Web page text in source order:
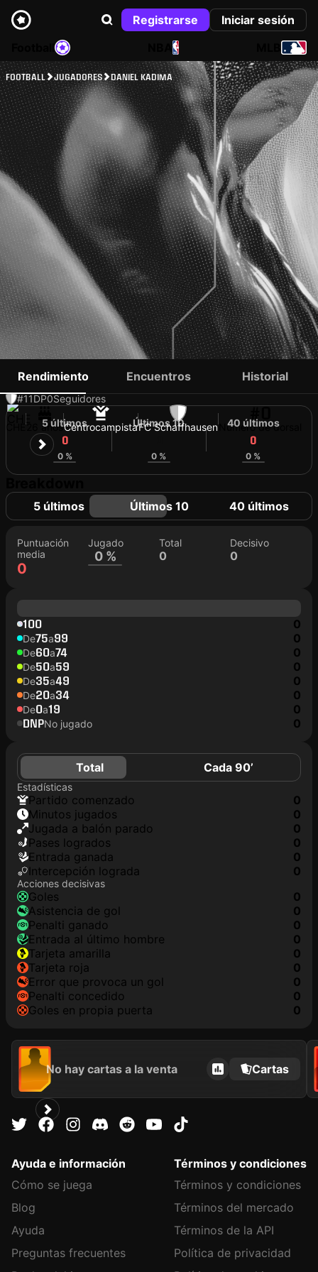
Registrarse
Iniciar sesión
NBA
FOOTBALL JUGADORES DANIEL KADIMA
DANIEL KADIMA
#11DP0Seguidores
26 añosCentrocampistaFC Schaffhausen Número de dorsal
Rendimiento Encuentros Historial
5 últimos
0
0 %
Últimos 10
0 %
40 últimos
0
0 %
5 últimos Últimos 10 40 últimos
Puntuación
media
0
Jugado
0 %
Total
0
Decisivo
0
100 0
De75a99 0
De60a74 0
De50a59 0
De35a49 0
De20a34 0
De0a19 0
DNPNo jugado 0
Total Cada 90’
Estadísticas
partido comenzado
0
minutos jugados
0
jugada a balón parado
0
pases logrados
0
Entrada ganada
0
Intercepción lograda
0
Acciones decisivas
goles
0
asistencia de gol
0
Penalti ganado
0
Entrada al último hombre
0
tarjeta amarilla
0
tarjeta roja
0
Error que provoca un gol
0
Penalti concedido
0
goles en propia puerta
0
No hay cartas a la venta Cartas
Ayuda e información
Cómo se juega
Blog
Ayuda
Preguntas frecuentes
Términos y condiciones
Términos y condiciones
Términos del mercado
Términos de la API
Política de privacidad